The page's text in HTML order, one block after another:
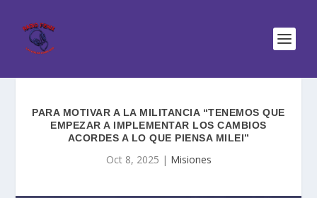
PARA MOTIVAR A LA MILITANCIA “TENEMOS QUE
EMPEZAR A IMPLEMENTAR LOS CAMBIOS
ACORDES A LO QUE PIENSA MILEI”
Oct 8, 2025 | Misiones